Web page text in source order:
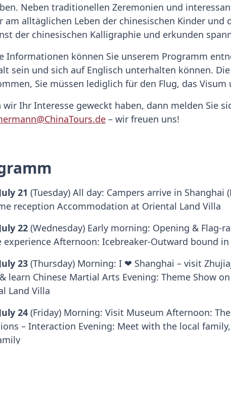
Neben traditionellen Zeremonien und
am alltäglichen Leben der chinesischen Kinder
der chinesischen Kalligraphie und erkunden
Informationen können Sie unserem Programm
sein und sich auf Englisch unterhalten können.
Sie müssen lediglich für den Flug, das
wir Ihr Interesse geweckt haben, dann melden Sie
– wir freuen uns!
21 (Tuesday) All day: Campers arrive in
reception Accommodation at Oriental Land Villa
22 (Wednesday) Early morning: Opening & Flag-
experience Afternoon: Icebreaker-Outward bound
23 (Thursday) Morning: I ❤ Shanghai – visit
learn Chinese Martial Arts Evening: Theme Show
Land Villa
24 (Friday) Morning: Visit Museum Afternoon:
– Interaction Evening: Meet with the local